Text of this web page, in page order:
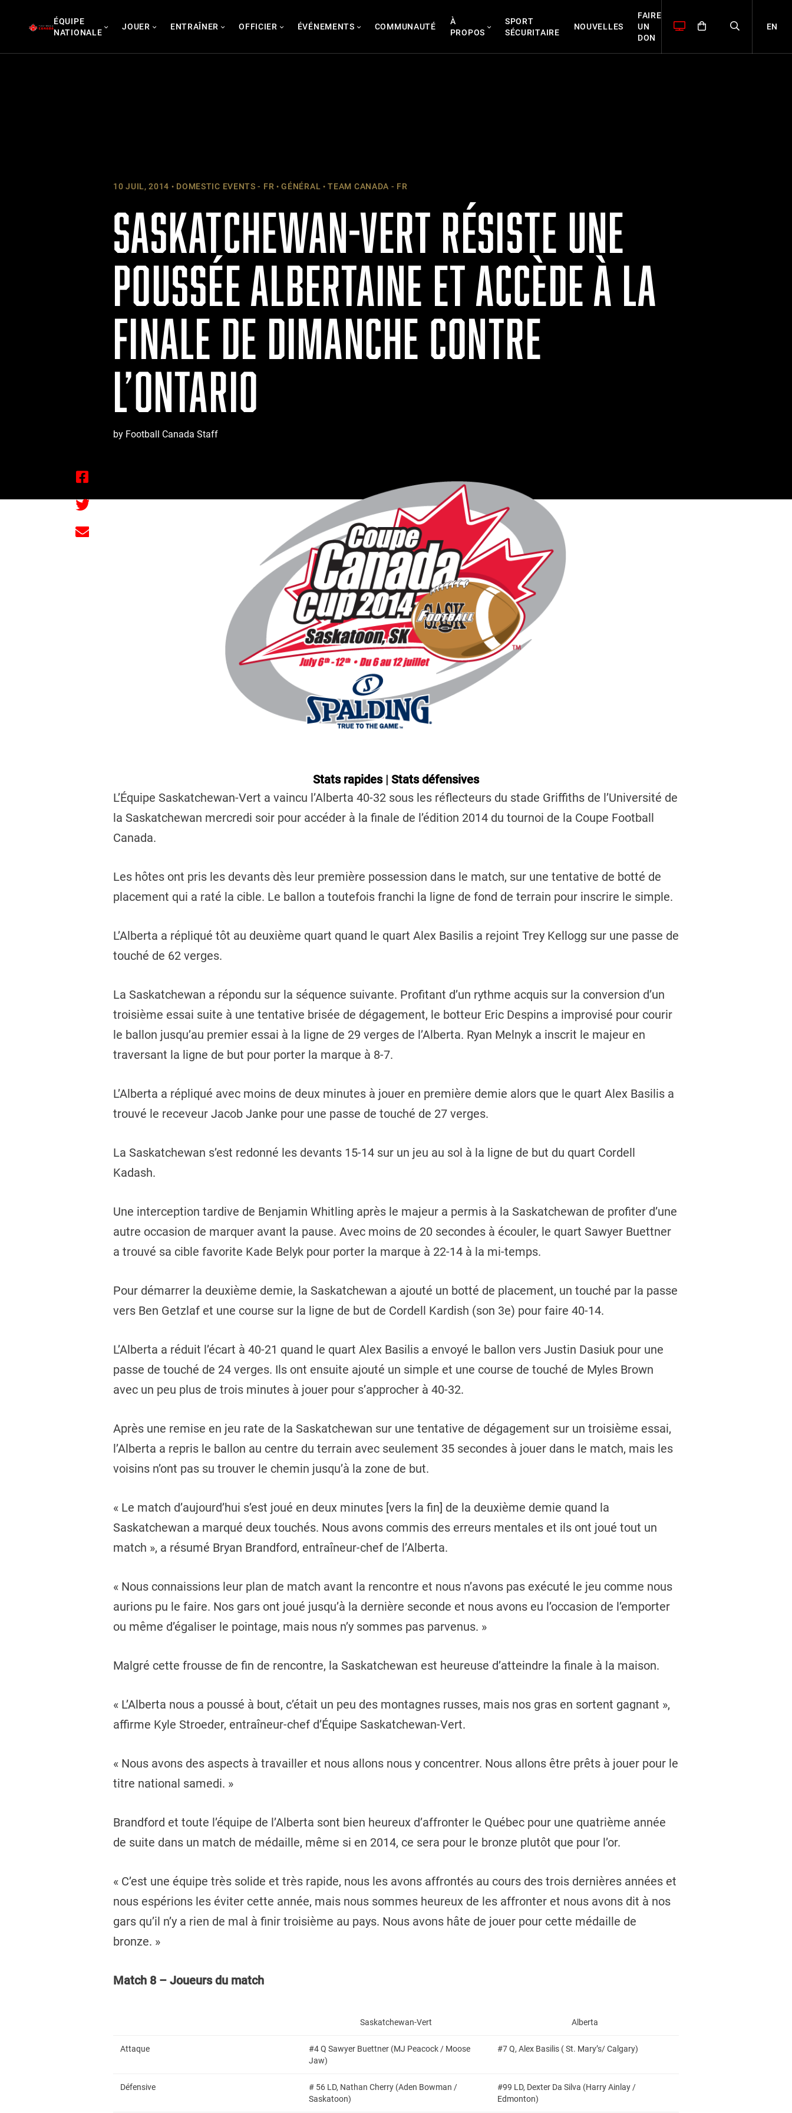
ÉQUIPE
NATIONALE
JOUER ENTRAÎNER OFFICIER ÉVÉNEMENTS COMMUNAUTÉ
À
PROPOS
SPORT
SÉCURITAIRE
NOUVELLES
FAIRE
UN
DON
EN
10 JUIL, 2014 DOMESTIC EVENTS - FR GÉNÉRAL TEAM CANADA - FR
SASKATCHEWAN-VERT RÉSISTE UNE
POUSSÉE ALBERTAINE ET ACCÈDE À LA
FINALE DE DIMANCHE CONTRE
L’ONTARIO
by Football Canada Staff
Stats rapides | Stats défensives
L’Équipe Saskatchewan-Vert a vaincu l’Alberta 40-32 sous les réflecteurs du stade Griffiths de l’Université de
la Saskatchewan mercredi soir pour accéder à la finale de l’édition 2014 du tournoi de la Coupe Football
Canada.
Les hôtes ont pris les devants dès leur première possession dans le match, sur une tentative de botté de
placement qui a raté la cible. Le ballon a toutefois franchi la ligne de fond de terrain pour inscrire le simple.
L’Alberta a répliqué tôt au deuxième quart quand le quart Alex Basilis a rejoint Trey Kellogg sur une passe de
touché de 62 verges.
La Saskatchewan a répondu sur la séquence suivante. Profitant d’un rythme acquis sur la conversion d’un
troisième essai suite à une tentative brisée de dégagement, le botteur Eric Despins a improvisé pour courir
le ballon jusqu’au premier essai à la ligne de 29 verges de l’Alberta. Ryan Melnyk a inscrit le majeur en
traversant la ligne de but pour porter la marque à 8-7.
L’Alberta a répliqué avec moins de deux minutes à jouer en première demie alors que le quart Alex Basilis a
trouvé le receveur Jacob Janke pour une passe de touché de 27 verges.
La Saskatchewan s’est redonné les devants 15-14 sur un jeu au sol à la ligne de but du quart Cordell
Kadash.
Une interception tardive de Benjamin Whitling après le majeur a permis à la Saskatchewan de profiter d’une
autre occasion de marquer avant la pause. Avec moins de 20 secondes à écouler, le quart Sawyer Buettner
a trouvé sa cible favorite Kade Belyk pour porter la marque à 22-14 à la mi-temps.
Pour démarrer la deuxième demie, la Saskatchewan a ajouté un botté de placement, un touché par la passe
vers Ben Getzlaf et une course sur la ligne de but de Cordell Kardish (son 3e) pour faire 40-14.
L’Alberta a réduit l’écart à 40-21 quand le quart Alex Basilis a envoyé le ballon vers Justin Dasiuk pour une
passe de touché de 24 verges. Ils ont ensuite ajouté un simple et une course de touché de Myles Brown
avec un peu plus de trois minutes à jouer pour s’approcher à 40-32.
Après une remise en jeu rate de la Saskatchewan sur une tentative de dégagement sur un troisième essai,
l’Alberta a repris le ballon au centre du terrain avec seulement 35 secondes à jouer dans le match, mais les
voisins n’ont pas su trouver le chemin jusqu’à la zone de but.
« Le match d’aujourd’hui s’est joué en deux minutes [vers la fin] de la deuxième demie quand la
Saskatchewan a marqué deux touchés. Nous avons commis des erreurs mentales et ils ont joué tout un
match », a résumé Bryan Brandford, entraîneur-chef de l’Alberta.
« Nous connaissions leur plan de match avant la rencontre et nous n’avons pas exécuté le jeu comme nous
aurions pu le faire. Nos gars ont joué jusqu’à la dernière seconde et nous avons eu l’occasion de l’emporter
ou même d’égaliser le pointage, mais nous n’y sommes pas parvenus. »
Malgré cette frousse de fin de rencontre, la Saskatchewan est heureuse d’atteindre la finale à la maison.
« L’Alberta nous a poussé à bout, c’était un peu des montagnes russes, mais nos gras en sortent gagnant »,
affirme Kyle Stroeder, entraîneur-chef d’Équipe Saskatchewan-Vert.
« Nous avons des aspects à travailler et nous allons nous y concentrer. Nous allons être prêts à jouer pour le
titre national samedi. »
Brandford et toute l’équipe de l’Alberta sont bien heureux d’affronter le Québec pour une quatrième année
de suite dans un match de médaille, même si en 2014, ce sera pour le bronze plutôt que pour l’or.
« C’est une équipe très solide et très rapide, nous les avons affrontés au cours des trois dernières années et
nous espérions les éviter cette année, mais nous sommes heureux de les affronter et nous avons dit à nos
gars qu’il n’y a rien de mal à finir troisième au pays. Nous avons hâte de jouer pour cette médaille de
bronze. »
Match 8 – Joueurs du match
Saskatchewan-Vert Alberta
Attaque
#4 Q Sawyer Buettner (MJ Peacock / Moose
Jaw)
#7 Q, Alex Basilis ( St. Mary’s/ Calgary)
Défensive
# 56 LD, Nathan Cherry (Aden Bowman /
Saskatoon)
#99 LD, Dexter Da Silva (Harry Ainlay /
Edmonton)